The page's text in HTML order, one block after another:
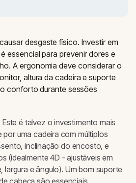
desgaste físico. Investir em
essencial para prevenir dores e
A ergonomia deve considerar o
altura da cadeira e suporte
conforto durante sessões
Este é talvez o investimento mais
uma cadeira com múltiplos
inclinação do encosto, e
(idealmente 4D - ajustáveis em
largura e ângulo). Um bom suporte